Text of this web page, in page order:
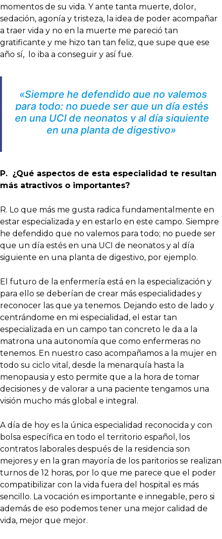
momentos de su vida. Y ante tanta muerte, dolor,
sedación, agonía y tristeza, la idea de poder acompañar
a traer vida y no en la muerte me pareció tan
gratificante y me hizo tan tan feliz, que supe que ese
año sí, lo iba a conseguir y así fue.
«Siempre he defendido que no valemos
para todo; no puede ser que un día estés
en una UCI de neonatos y al día siguiente
en una planta de digestivo»
P. ¿Qué aspectos de esta especialidad te resultan
más atractivos o importantes?
R. Lo que más me gusta radica fundamentalmente en
estar especializada y en estarlo en este campo. Siempre
he defendido que no valemos para todo; no puede ser
que un día estés en una UCI de neonatos y al día
siguiente en una planta de digestivo, por ejemplo.
El futuro de la enfermería está en la especialización y
para ello se deberían de crear más especialidades y
reconocer las que ya tenemos. Dejando esto de lado y
centrándome en mi especialidad, el estar tan
especializada en un campo tan concreto le da a la
matrona una autonomía que como enfermeras no
tenemos. En nuestro caso acompañamos a la mujer en
todo su ciclo vital, desde la menarquía hasta la
menopausia y esto permite que a la hora de tomar
decisiones y de valorar a una paciente tengamos una
visión mucho más global e integral.
A día de hoy es la única especialidad reconocida y con
bolsa específica en todo el territorio español, los
contratos laborales después de la residencia son
mejores y en la gran mayoría de los paritorios se realizan
turnos de 12 horas, por lo que me parece que el poder
compatibilizar con la vida fuera del hospital es más
sencillo. La vocación es importante e innegable, pero si
además de eso podemos tener una mejor calidad de
vida, mejor que mejor.